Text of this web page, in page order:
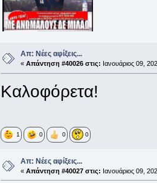
Απ: Νέες αφίξεις...
« Απάντηση #40026 στις: Ιανουάριος 09,
Καλοφόρετα!
1 0 0 0
Απ: Νέες αφίξεις...
« Απάντηση #40027 στις: Ιανουάριος 09,